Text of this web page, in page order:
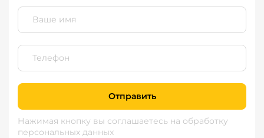
Отправить
Нажимая кнопку вы соглашаетесь на обработку
персональных данных